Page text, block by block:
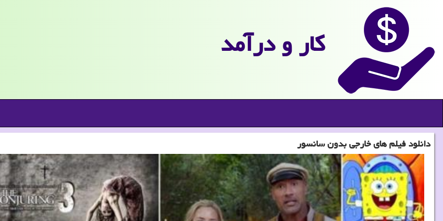
كار و درآمد
دانلود فیلم های خارجی بدون سانسور